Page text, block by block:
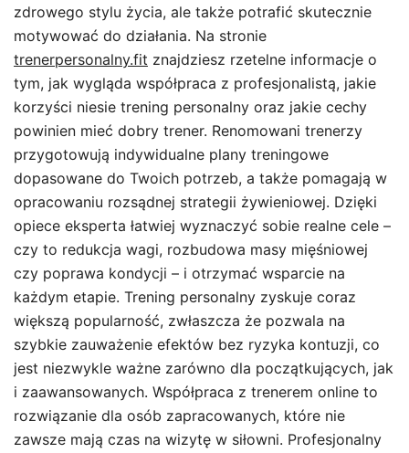
zdrowego stylu życia, ale także potrafić skutecznie
motywować do działania. Na stronie
trenerpersonalny.fit znajdziesz rzetelne informacje o
tym, jak wygląda współpraca z profesjonalistą, jakie
korzyści niesie trening personalny oraz jakie cechy
powinien mieć dobry trener. Renomowani trenerzy
przygotowują indywidualne plany treningowe
dopasowane do Twoich potrzeb, a także pomagają w
opracowaniu rozsądnej strategii żywieniowej. Dzięki
opiece eksperta łatwiej wyznaczyć sobie realne cele –
czy to redukcja wagi, rozbudowa masy mięśniowej
czy poprawa kondycji – i otrzymać wsparcie na
każdym etapie. Trening personalny zyskuje coraz
większą popularność, zwłaszcza że pozwala na
szybkie zauważenie efektów bez ryzyka kontuzji, co
jest niezwykle ważne zarówno dla początkujących, jak
i zaawansowanych. Współpraca z trenerem online to
rozwiązanie dla osób zapracowanych, które nie
zawsze mają czas na wizytę w siłowni. Profesjonalny